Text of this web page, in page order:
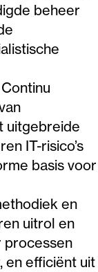
beheer
uitgebreide
IT-risico’s
basis voor
en
uitrol en
processen
en efficiënt uit